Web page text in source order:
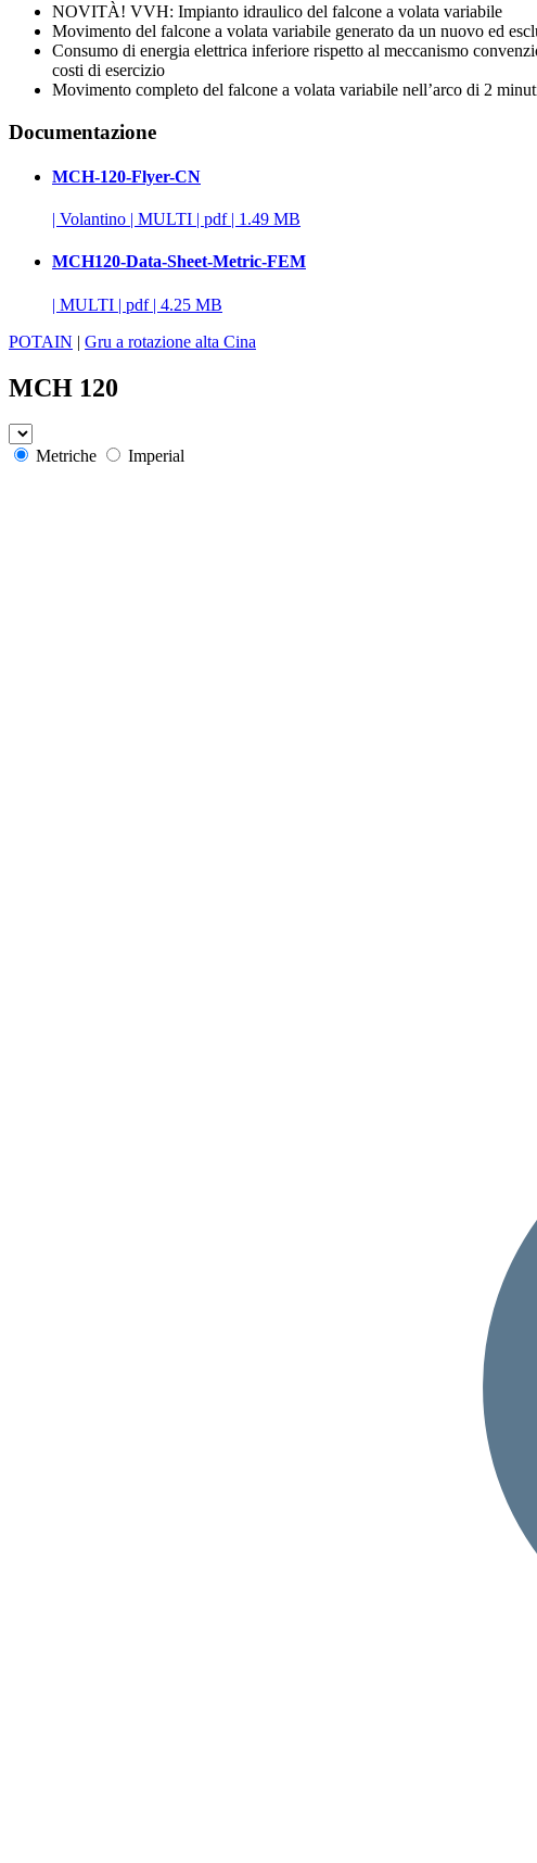
NOVITÀ! VVH: Impianto idraulico del falcone a volata variabile
Movimento del falcone a volata variabile generato da un nuovo ed
Consumo di energia elettrica inferiore rispetto al meccanismo
costi di esercizio
Movimento completo del falcone a volata variabile nell’arco di 2
Documentazione
MCH-120-Flyer-CN
| Volantino | MULTI | pdf | 1.49 MB
MCH120-Data-Sheet-Metric-FEM
| MULTI | pdf | 4.25 MB
POTAIN | Gru a rotazione alta Cina
MCH 120
Metriche Imperial